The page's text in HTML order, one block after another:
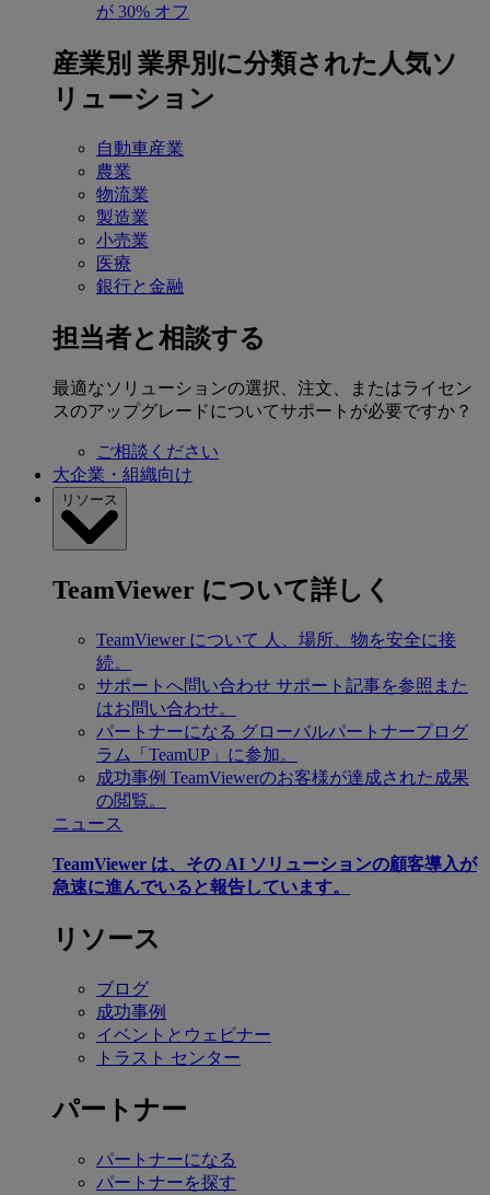
が 30% オフ
産業別 業界別に分類された人気ソ
リューション
自動車産業
農業
物流業
製造業
小売業
医療
銀行と金融
担当者と相談する
最適なソリューションの選択、注文、またはライセン
スのアップグレードについてサポートが必要ですか？
ご相談ください
大企業・組織向け
リソース
TeamViewer について詳しく
TeamViewer について 人、場所、物を安全に接
続。
サポートへ問い合わせ サポート記事を参照また
はお問い合わせ。
パートナーになる グローバルパートナープログ
ラム「TeamUP」に参加。
成功事例 TeamViewerのお客様が達成された成果
の閲覧。
ニュース
TeamViewer は、その AI ソリューションの顧客導入が
急速に進んでいると報告しています。
リソース
ブログ
成功事例
イベントとウェビナー
トラスト センター
パートナー
パートナーになる
パートナーを探す